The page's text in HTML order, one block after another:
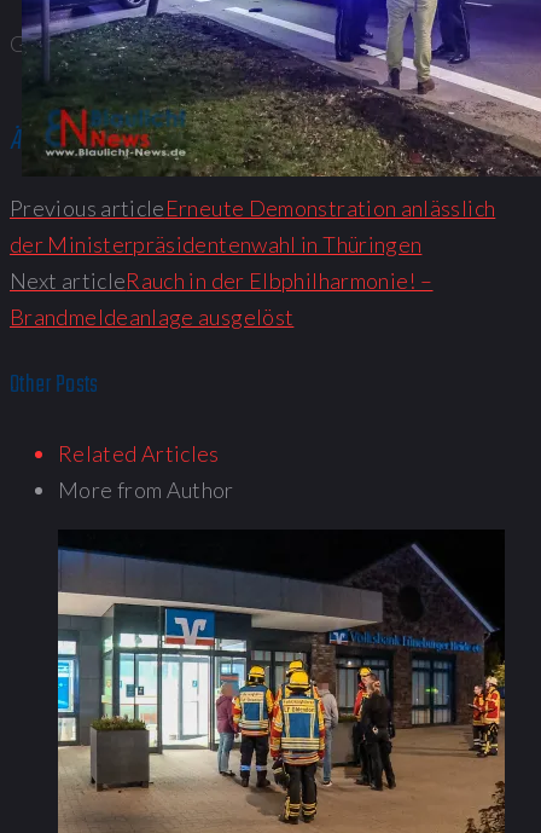
Gefällt mirWird geladen...
Ähnliche Beiträge
Previous articleErneute Demonstration anlässlich
der Ministerpräsidentenwahl in Thüringen
Next articleRauch in der Elbphilharmonie! –
Brandmeldeanlage ausgelöst
Other Posts
Related Articles
More from Author